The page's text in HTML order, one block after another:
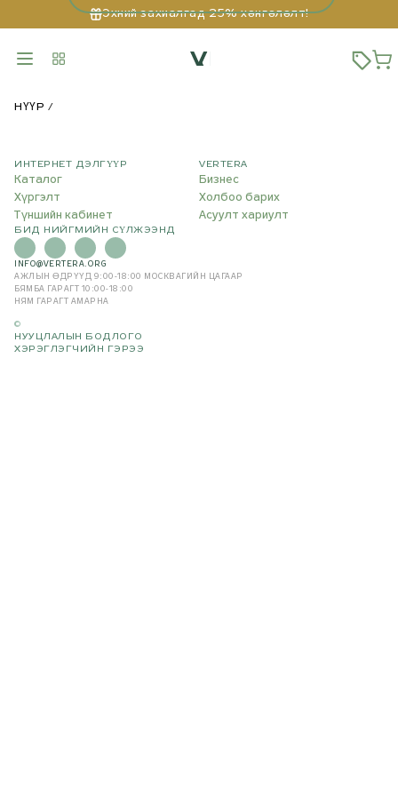
Эхний захиалгад 25% хөнгөлөлт!
НҮҮР
ИНТЕРНЕТ ДЭЛГҮҮР
Каталог
Хүргэлт
Түншийн кабинет
VERTERA
Бизнес
Холбоо барих
Асуулт хариулт
БИД НИЙГМИЙН СҮЛЖЭЭНД
INFO@VERTERA.ORG
АЖЛЫН ӨДРҮҮД 9:00-18:00
МОСКВАГИЙН ЦАГААР
БЯМБА ГАРАГТ 10:00-18:00
НЯМ ГАРАГТ АМАРНА
©
НУУЦЛАЛЫН БОДЛОГО
ХЭРЭГЛЭГЧИЙН ГЭРЭЭ